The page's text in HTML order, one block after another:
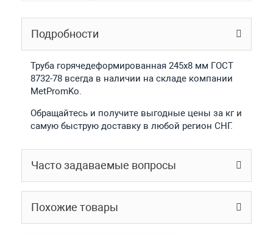
Подробности
Труба горячедеформированная 245х8 мм ГОСТ
8732-78 всегда в наличии на складе компании
MetPromKo.
Обращайтесь и получите выгодные цены за кг и
самую быструю доставку в любой регион СНГ.
Часто задаваемые вопросы
Похожие товары